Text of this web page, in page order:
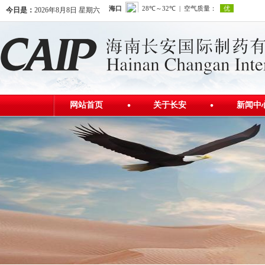
今日是： 2026年8月8日 星期六
网站首页 关于长安
公司简介
发展历程
公司荣誉
新闻中
公司新
行业资